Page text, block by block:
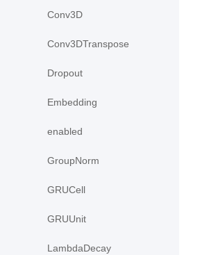
Conv3D
Conv3DTranspose
Dropout
Embedding
enabled
GroupNorm
GRUCell
GRUUnit
LambdaDecay